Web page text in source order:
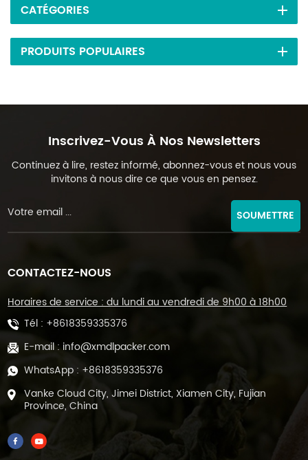
CATÉGORIES
PRODUITS POPULAIRES
Inscrivez-Vous À Nos Newsletters
Continuez à lire, restez informé, abonnez-vous et nous vous
invitons à nous dire ce que vous en pensez.
SOUMETTRE
CONTACTEZ-NOUS
Horaires de service : du lundi au vendredi de 9h00 à 18h00
Tél : +8618359335376
E-mail : info@xmdlpacker.com
WhatsApp : +8618359335376
Vanke Cloud City, Jimei District, Xiamen City, Fujian
Province, China